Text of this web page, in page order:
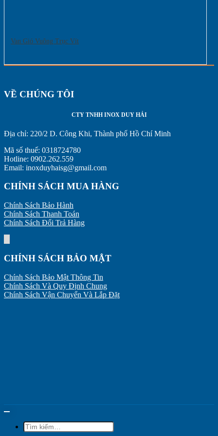
Van Gió Vuông Trục Vít
VỀ CHÚNG TÔI
CTY TNHH INOX DUY HẢI
Địa chỉ: 220/2 D. Công Khi, Thành phố Hồ Chí Minh
Mã số thuế: 0318724780
Hotline: 0902.262.559
Email: inoxduyhaisg@gmail.com
CHÍNH SÁCH MUA HÀNG
Chính Sách Bảo Hành
Chính Sách Thanh Toán
Chính Sách Đổi Trả Hàng
CHÍNH SÁCH BẢO MẬT
Chính Sách Bảo Mật Thông Tin
Chính Sách Và Quy Định Chung
Chính Sách Vận Chuyển Và Lắp Đặt
Tìm
kiếm: